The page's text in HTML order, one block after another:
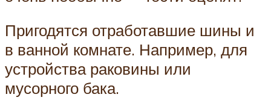
Пригодятся отработавшие шины и
в ванной комнате. Например, для
устройства раковины или
мусорного бака.